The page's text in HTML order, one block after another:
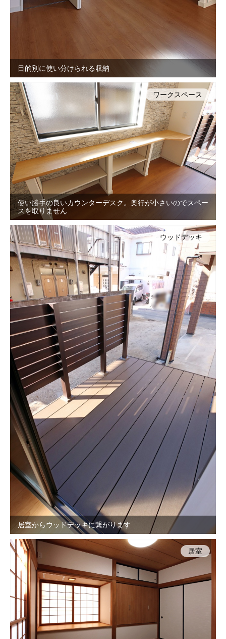
目的別に使い分けられる収納
使い勝手の良いカウンターデスク。奥行が小さいのでスペー
スを取りません
ワークスペース
居室からウッドデッキに繋がります
ウッドデッキ
居室